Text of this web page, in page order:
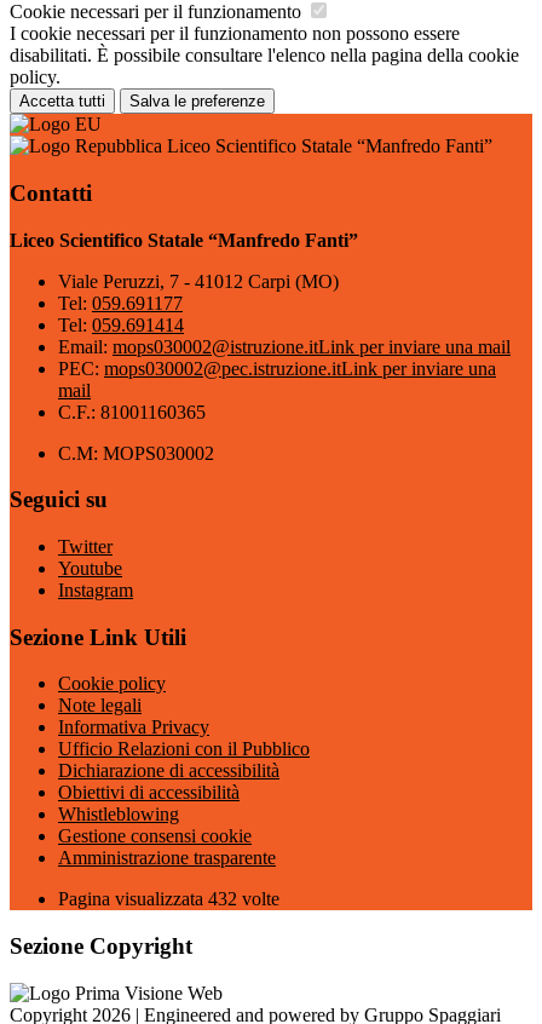
Cookie necessari per il funzionamento
I cookie necessari per il funzionamento non possono essere
disabilitati. È possibile consultare l'elenco nella pagina della cookie
policy.
Accetta tutti Salva le preferenze
Liceo Scientifico Statale “Manfredo Fanti”
Contatti
Liceo Scientifico Statale “Manfredo Fanti”
Viale Peruzzi, 7 - 41012 Carpi (MO)
Tel: 059.691177
Tel: 059.691414
Email: mops030002@istruzione.itLink per inviare una mail
PEC: mops030002@pec.istruzione.itLink per inviare una
mail
C.F.: 81001160365
C.M: MOPS030002
Seguici su
Twitter
Youtube
Instagram
Sezione Link Utili
Cookie policy
Note legali
Informativa Privacy
Ufficio Relazioni con il Pubblico
Dichiarazione di accessibilità
Obiettivi di accessibilità
Whistleblowing
Gestione consensi cookie
Amministrazione trasparente
Pagina visualizzata 432 volte
Sezione Copyright
Copyright 2026 | Engineered and powered by Gruppo Spaggiari